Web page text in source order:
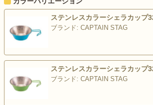
ステンレスカラーシェラカップ
ブランド: CAPTAIN STAG
ステンレスカラーシェラカップ
ブランド: CAPTAIN STAG